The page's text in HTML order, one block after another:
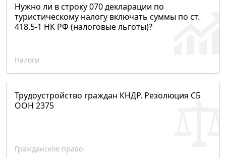
Нужно ли в строку 070 декларации по
туристическому налогу включать суммы по ст.
418.5-1 НК РФ (налоговые льготы)?
Налоги
Трудоустройство граждан КНДР. Резолюция СБ
ООН 2375
Гражданское право